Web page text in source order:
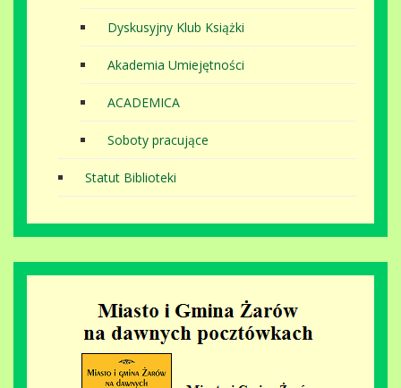
Dyskusyjny Klub Książki
Akademia Umiejętności
ACADEMICA
Soboty pracujące
Statut Biblioteki